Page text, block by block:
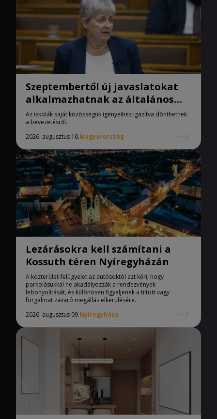
Szeptembertől új javaslatokat
alkalmazhatnak az általános
iskolák
Az iskolák saját közösségük igényeihez igazítva dönthetnek
a bevezetésről.
2026. augusztus 10.Magyarország
Lezárásokra kell számítani a
Kossuth téren Nyíregyházán
A közterület-felügyelet az autósoktól azt kéri, hogy
parkolásukkal ne akadályozzák a rendezvények
lebonyolítását, és különösen figyeljenek a tiltott vagy
forgalmat zavaró megállás elkerülésére.
2026. augusztus 09.Nyíregyháza